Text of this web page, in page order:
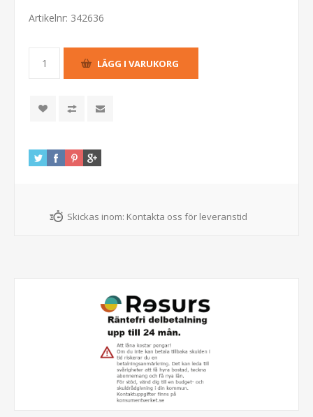
Artikelnr: 342636
Skickas inom: Kontakta oss för leveranstid